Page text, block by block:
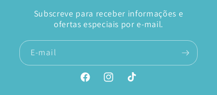
Subscreve para receber informações e
ofertas especiais por e-mail.
E-mail
FacebookInstagramTikTok